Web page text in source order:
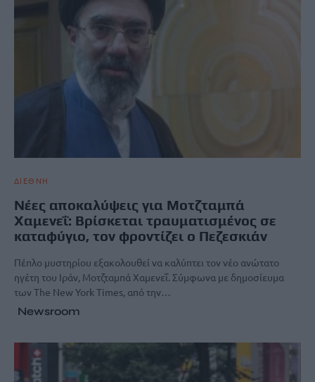
ΔΙΕΘΝΗ
Νέες αποκαλύψεις για Μοτζταμπά
Χαμενεΐ: Βρίσκεται τραυματισμένος σε
καταφύγιο, τον φροντίζει ο Πεζεσκιάν
Πέπλο μυστηρίου εξακολουθεί να καλύπτει τον νέο ανώτατο
ηγέτη του Ιράν, Μοτζταμπά Χαμενεΐ. Σύμφωνα με δημοσίευμα
των The New York Times, από την…
Newsroom